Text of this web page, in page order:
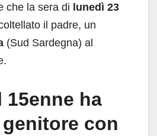
che la sera di lunedì 23
il padre, un
(Sud Sardegna) al
ha
con